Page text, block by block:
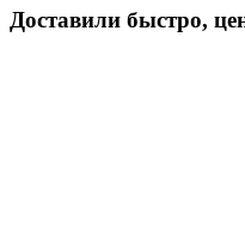
Доставили быстро,